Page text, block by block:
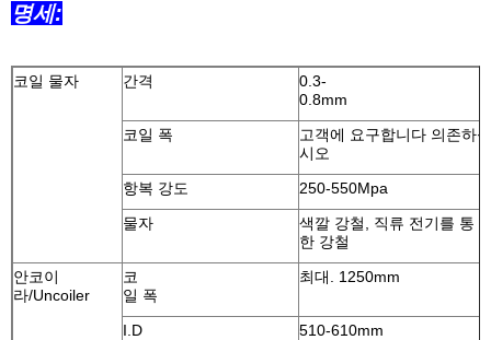
명세:
코일 물자 간격
0.3-
코일 폭
고객에 요구합니다 의존하십
시오
항복 강도
250-550Mpa
물자
색깔 강철, 직류 전기를 통
한 강철
안코이
라/Uncoiler
코
일 폭
최대. 1250mm
I.D
510-610mm